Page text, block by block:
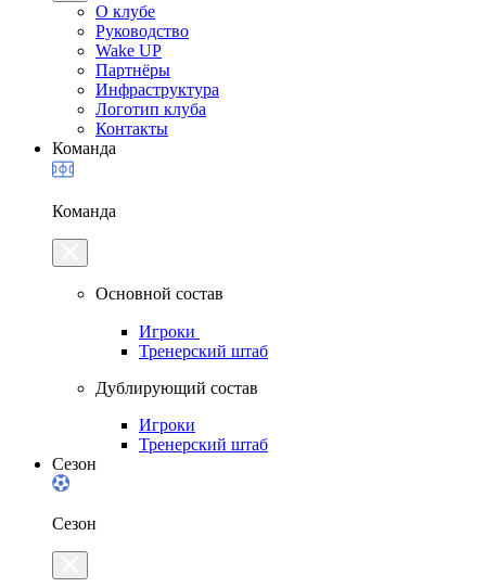
О клубе
Руководство
Wake UP
Партнёры
Инфраструктура
Логотип клуба
Контакты
Команда
Команда
Основной состав
Игроки
Тренерский штаб
Дублирующий состав
Игроки
Тренерский штаб
Сезон
Сезон